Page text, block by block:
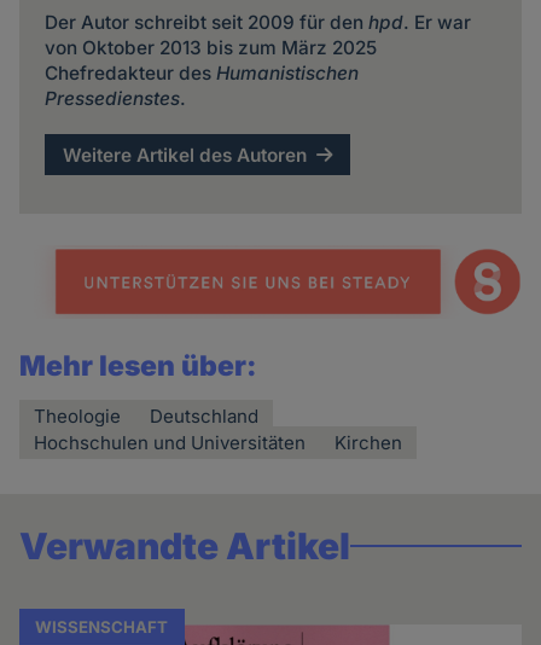
Der Autor schreibt seit 2009 für den hpd. Er war
von Oktober 2013 bis zum März 2025
Chefredakteur des Humanistischen
Pressedienstes.
Weitere Artikel des Autoren
Mehr lesen über:
Theologie
Deutschland
Hochschulen und Universitäten
Kirchen
Verwandte Artikel
WISSENSCHAFT